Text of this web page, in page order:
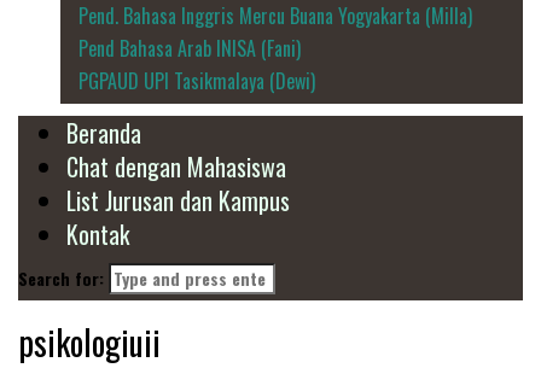
Pend. Bahasa Inggris Mercu Buana Yogyakarta (Milla)
Pend Bahasa Arab INISA (Fani)
PGPAUD UPI Tasikmalaya (Dewi)
Beranda
Chat dengan Mahasiswa
List Jurusan dan Kampus
Kontak
Search for:
psikologiuii